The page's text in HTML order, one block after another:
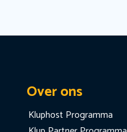
Over ons
Kluphost Programma